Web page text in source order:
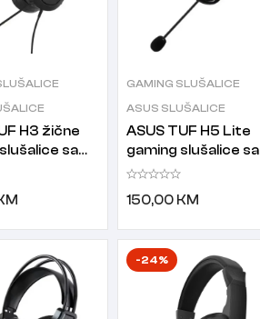
H3 žične
sa
Gun
GAMING SLUŠALICE
ASUS SLUŠALICE
ASUS TUF H5 Lite
gaming slušalice sa
mikrofonom
150,00 KM
-24%